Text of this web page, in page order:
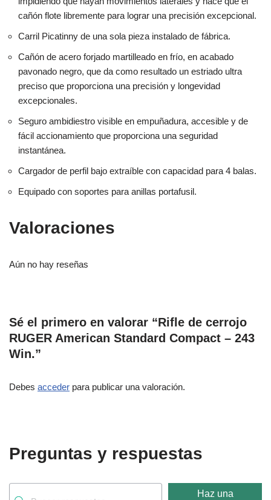
cañón flote libremente para lograr una precisión excepcional.
Carril Picatinny de una sola pieza instalado de fábrica.
Cañón de acero forjado martilleado en frío, en acabado
pavonado negro, que da como resultado un estriado ultra
preciso que proporciona una precisión y longevidad
excepcionales.
Seguro ambidiestro visible en empuñadura, accesible y de
fácil accionamiento que proporciona una seguridad
instantánea.
Cargador de perfil bajo extraíble con capacidad para 4 balas.
Equipado con soportes para anillas portafusil.
Valoraciones
Aún no hay reseñas
Sé el primero en valorar “Rifle de cerrojo
RUGER American Standard Compact – 243
Win.”
Debes acceder para publicar una valoración.
Preguntas y respuestas
Haz una